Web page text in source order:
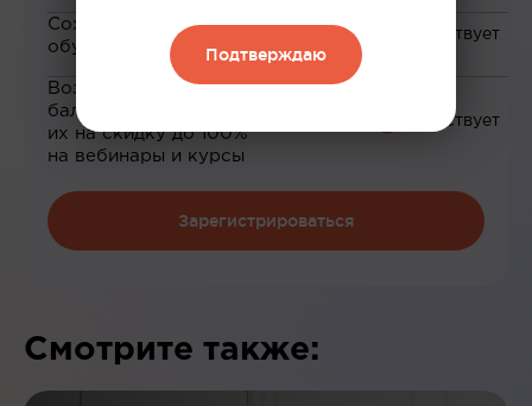
Сохранение прогресса по
обучению
Возможность зарабатывать
баллы и обменивать
их на скидку до 100%
на вебинары и курсы
Зарегистрироваться
Смотрите также:
Подтверждаю